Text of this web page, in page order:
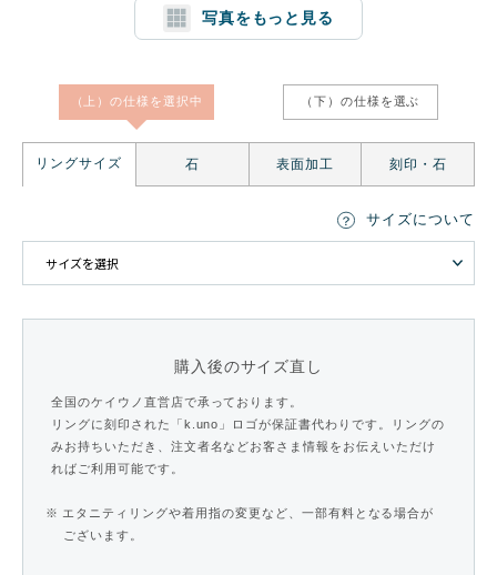
写真をもっと見る
（上）の仕様を選択中 （下）の仕様を選ぶ
リングサイズ 石 表面加工 刻印・石
サイズについて
購入後のサイズ直し
全国のケイウノ直営店で承っております。
リングに刻印された「k.uno」ロゴが保証書代わりです。リングの
みお持ちいただき、注文者名などお客さま情報をお伝えいただけ
ればご利用可能です。
※ エタニティリングや着用指の変更など、一部有料となる場合が
ございます。